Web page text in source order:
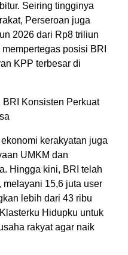
Seiring tingginya
Perseroan juga
2026 dari Rp8 triliun
posisi BRI
KPP terbesar di
BRI Konsisten Perkuat
kerakyatan juga
UMKM dan
Hingga kini, BRI telah
15,6 juta user
lebih dari 43 ribu
Hidupku untuk
rakyat agar naik